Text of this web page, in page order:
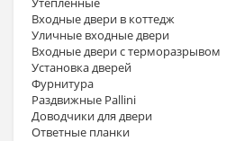
Входные двери в коттедж
Уличные входные двери
Входные двери с терморазрывом
Установка дверей
Фурнитура
Раздвижные Pallini
Доводчики для двери
Ответные планки